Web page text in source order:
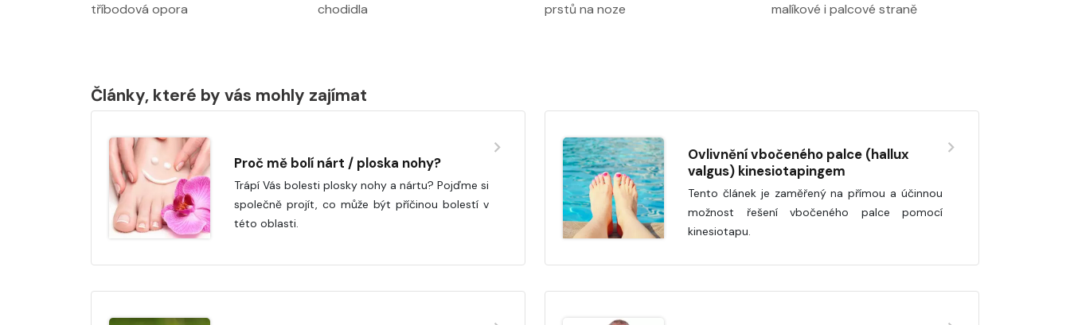
tříbodová opora
chodidla
prstů na noze
malíkové i palcové straně
Články, které by vás mohly zajímat
Proč mě bolí nárt / ploska nohy?
Trápí Vás bolesti plosky nohy a nártu? Pojďme si
společně projít, co může být příčinou bolestí v
této oblasti.
Ovlivnění vbočeného palce (hallux
valgus) kinesiotapingem
Tento článek je zaměřený na přímou a účinnou
možnost řešení vbočeného palce pomocí
kinesiotapu.